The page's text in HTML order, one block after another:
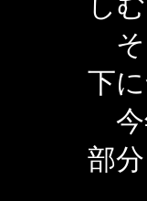
そ
下
今
部